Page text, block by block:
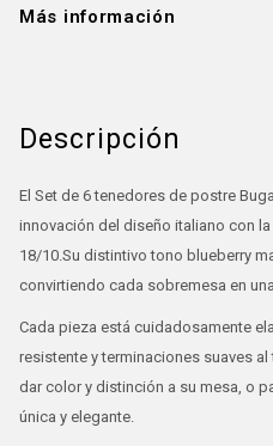
Más información
Descripción
El Set de 6 tenedores de postre
innovación del diseño italiano con
18/10.Su distintivo tono blueberry
convirtiendo cada sobremesa en
Cada pieza está cuidadosamente
resistente y terminaciones suaves
dar color y distinción a su mesa, o
única y elegante.